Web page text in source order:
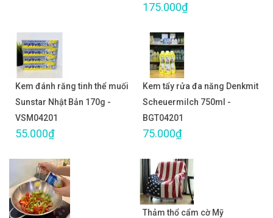
175.000₫
Kem đánh răng tinh thể muối
Sunstar Nhật Bản 170g -
VSM04201
55.000₫
Kem tẩy rửa đa năng Denkmit
Scheuermilch 750ml -
BGT04201
75.000₫
Thảm thổ cẩm cờ Mỹ